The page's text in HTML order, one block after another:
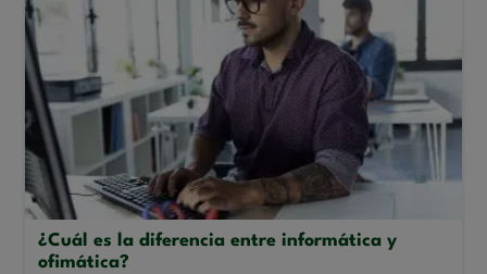
¿Cuál es la diferencia entre informática y
ofimática?